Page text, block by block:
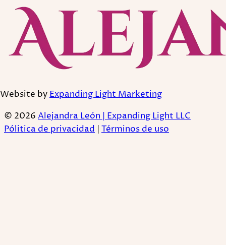
Website byExpanding Light Marketing
© 2026 Alejandra León | Expanding Light LLC
Pólitica de privacidad | Términos de uso